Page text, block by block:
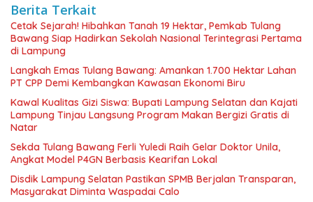
Berita Terkait
Cetak Sejarah! Hibahkan Tanah 19 Hektar, Pemkab Tulang
Bawang Siap Hadirkan Sekolah Nasional Terintegrasi Pertama
di Lampung
Langkah Emas Tulang Bawang: Amankan 1.700 Hektar Lahan
PT CPP Demi Kembangkan Kawasan Ekonomi Biru
Kawal Kualitas Gizi Siswa: Bupati Lampung Selatan dan Kajati
Lampung Tinjau Langsung Program Makan Bergizi Gratis di
Natar
Sekda Tulang Bawang Ferli Yuledi Raih Gelar Doktor Unila,
Angkat Model P4GN Berbasis Kearifan Lokal
Disdik Lampung Selatan Pastikan SPMB Berjalan Transparan,
Masyarakat Diminta Waspadai Calo